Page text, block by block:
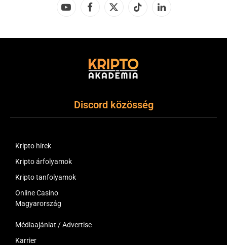
YouTubeFacebook
X
TikTok LinkedIn
Discord közösség
Kripto hírek
Kripto árfolyamok
Kripto tanfolyamok
Online Casino
Magyarország
Médiaajánlat / Advertise
Karrier